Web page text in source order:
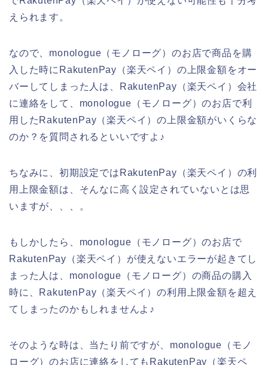
えられます。
なので、monologue（モノローグ）のお店で商品を購
入した時にRakutenPay（楽天ペイ）の上限金額をオー
バーしてしまった人は、RakutenPay（楽天ペイ）会社
に連絡をして、monologue（モノローグ）のお店で利
用したRakutenPay（楽天ペイ）の上限金額がいくらな
のか？を質問されるといいですよ♪
ちなみに、初期設定ではRakutenPay（楽天ペイ）の利
用上限金額は、そんなに高く設定されていないとは思
いますが、、、。
もしかしたら、monologue（モノローグ）のお店で
RakutenPay（楽天ペイ）が使えないエラーが起きてし
まった人は、monologue（モノローグ）の商品の購入
時に、RakutenPay（楽天ペイ）の利用上限金額を超え
てしまったのかもしれませんよ♪
そのような時は、当たり前ですが、monologue（モノ
ローグ）のお店に連絡をしてもRakutenPay（楽天ペ